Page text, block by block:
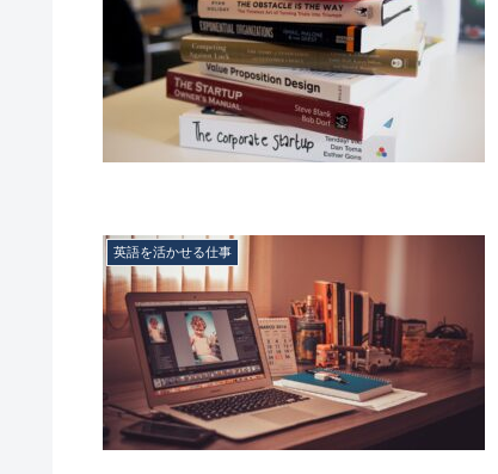
英語を活かせる仕事